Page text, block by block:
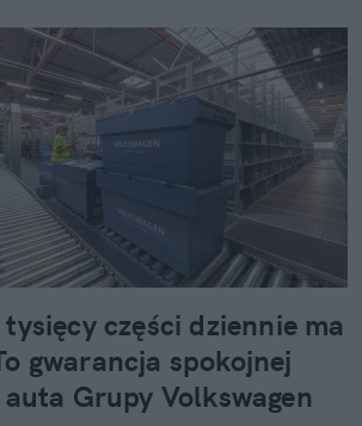
części dziennie ma
gwarancja spokojnej
Grupy Volkswagen